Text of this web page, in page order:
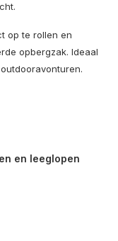
op te rollen en
opbergzak. Ideaal
en leeglopen